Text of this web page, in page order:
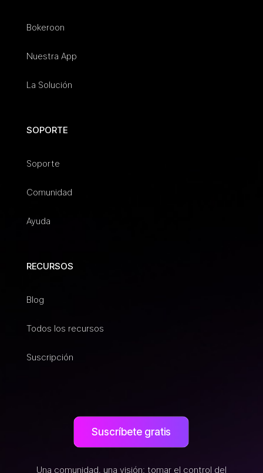
Bokeroon
Nuestra App
La Solución
SOPORTE
Soporte
Comunidad
Ayuda
RECURSOS
Blog
Todos los recursos
Suscripción
Suscríbete gratis
Una comunidad, una visión: tomar el control del